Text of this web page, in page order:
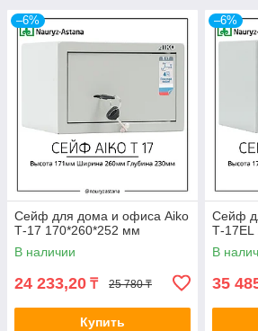
–6%
Сейф для дома и офиса Aiko
Т-17 170*260*252 мм
В наличии
24 233,20 ₸ 25 780 ₸
Купить
–6%
Сейф
Т-17EL
В
35